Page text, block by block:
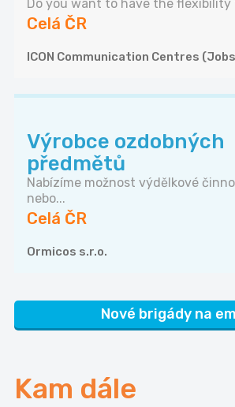
Do you want to have the flexibility
Celá ČR
ICON Communication Centres
Výrobce ozdobných
předmětů
Nabízíme možnost výdělkové
nebo...
Celá ČR
Ormicos s.r.o.
Nové brigády na
Kam dále